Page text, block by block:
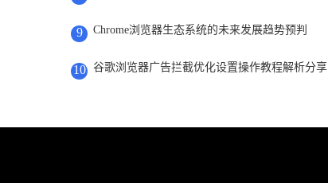
9 Chrome浏览器生态系统的未来发展趋势预判
10 谷歌浏览器广告拦截优化设置操作教程解析分享